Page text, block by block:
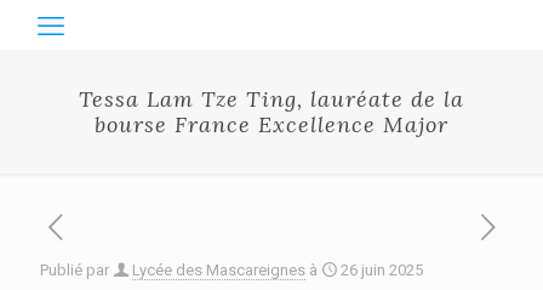
Tessa Lam Tze Ting, lauréate de la
bourse France Excellence Major
Publié par Lycée des Mascareignes à 26 juin 2025